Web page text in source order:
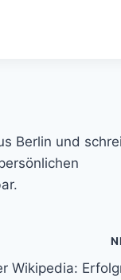
Berlin und
Wikipedia: